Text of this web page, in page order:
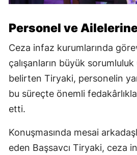
Personel ve
Ceza infaz kurumlarında
çalışanların büyük
belirten Tiryaki, personelin
bu süreçte önemli
etti.
Konuşmasında mesai
eden Başsavcı Tiryaki, ceza